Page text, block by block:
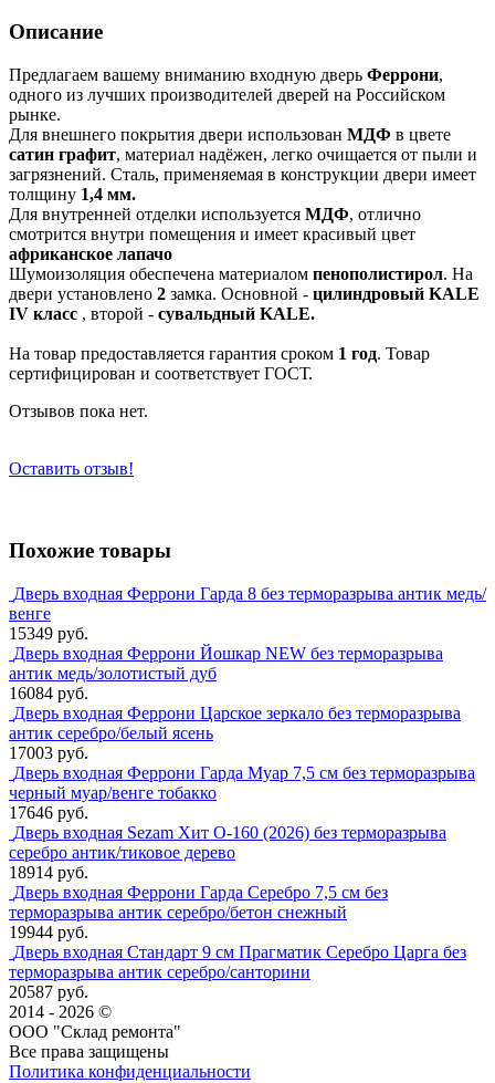
Описание
Предлагаем вашему вниманию входную дверь Феррони,
одного из лучших производителей дверей на Российском
рынке.
Для внешнего покрытия двери использован МДФ в цвете
сатин графит, материал надёжен, легко очищается от пыли и
загрязнений. Сталь, применяемая в конструкции двери имеет
толщину 1,4 мм.
Для внутренней отделки используется МДФ, отлично
смотрится внутри помещения и имеет красивый цвет
африканское лапачо
Шумоизоляция обеспечена материалом пенополистирол. На
двери установлено 2 замка. Основной - цилиндровый KALE
IV класс , второй - сувальдный KALE.
На товар предоставляется гарантия сроком 1 год. Товар
сертифицирован и соответствует ГОСТ.
Отзывов пока нет.
Оставить отзыв!
Похожие товары
Дверь входная Феррони Гарда 8 без терморазрыва антик медь/
венге
15349 руб.
Дверь входная Феррони Йошкар NEW без терморазрыва
антик медь/золотистый дуб
16084 руб.
Дверь входная Феррони Царское зеркало без терморазрыва
антик серебро/белый ясень
17003 руб.
Дверь входная Феррони Гарда Муар 7,5 см без терморазрыва
черный муар/венге тобакко
17646 руб.
Дверь входная Sezam Хит О-160 (2026) без терморазрыва
серебро антик/тиковое дерево
18914 руб.
Дверь входная Феррони Гарда Серебро 7,5 см без
терморазрыва антик серебро/бетон снежный
19944 руб.
Дверь входная Стандарт 9 см Прагматик Серебро Царга без
терморазрыва антик серебро/санторини
20587 руб.
2014 - 2026 ©
ООО "Склад ремонта"
Все права защищены
Политика конфиденциальности